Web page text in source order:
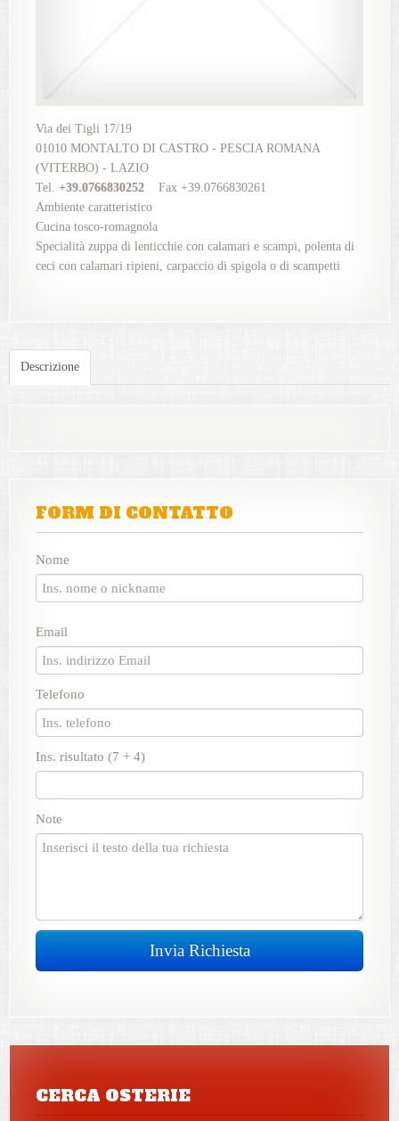
Via dei Tigli 17/19
01010 MONTALTO DI CASTRO - PESCIA ROMANA
(VITERBO) - LAZIO
Tel. +39.0766830252 Fax +39.0766830261
Ambiente caratteristico
Cucina tosco-romagnola
Specialità zuppa di lenticchie con calamari e scampi, polenta di
ceci con calamari ripieni, carpaccio di spigola o di scampetti
Descrizione
FORM DI CONTATTO
Nome
Email
Telefono
Ins. risultato (7 + 4)
Note
Invia Richiesta
CERCA OSTERIE